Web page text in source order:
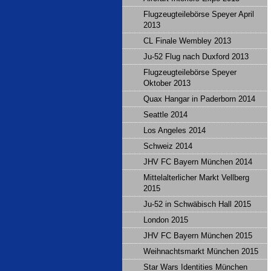
Flugzeugteilebörse Speyer April
2013
CL Finale Wembley 2013
Ju-52 Flug nach Duxford 2013
Flugzeugteilebörse Speyer
Oktober 2013
Quax Hangar in Paderborn 2014
Seattle 2014
Los Angeles 2014
Schweiz 2014
JHV FC Bayern München 2014
Mittelalterlicher Markt Vellberg
2015
Ju-52 in Schwäbisch Hall 2015
London 2015
JHV FC Bayern München 2015
Weihnachtsmarkt München 2015
Star Wars Identities München